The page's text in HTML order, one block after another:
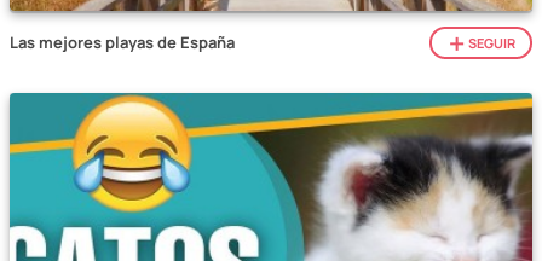
Las mejores playas de España SEGUIR